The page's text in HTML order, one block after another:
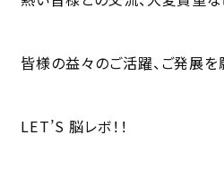
皆様の益々のご活躍、ご発展を
LET’S 脳レボ！！